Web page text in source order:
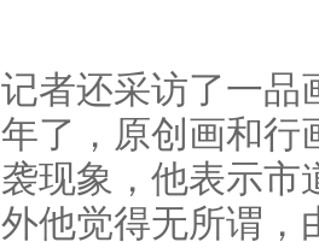
记者还采访了一品
年了，原创画和行
袭现象，他表示市
外他觉得无所谓，